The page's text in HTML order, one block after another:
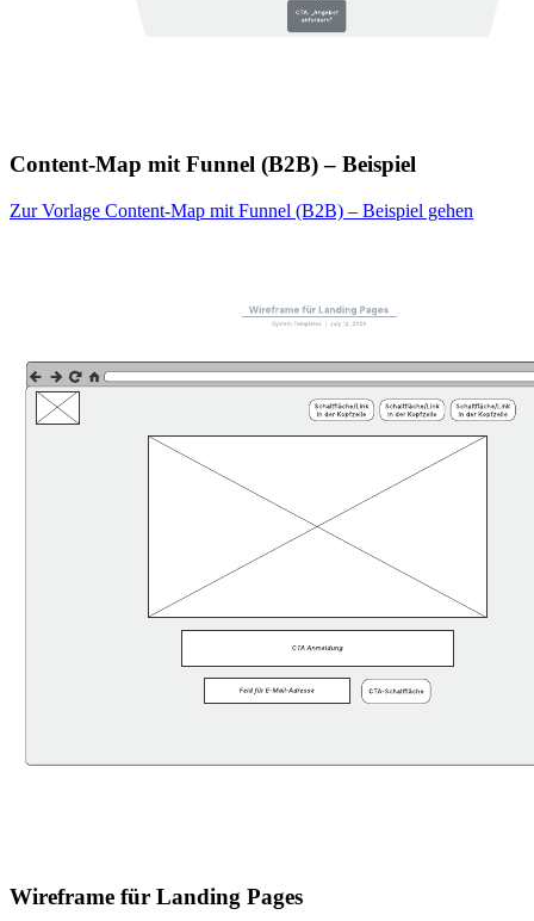
Content-Map mit Funnel (B2B) – Beispiel
Zur Vorlage Content-Map mit Funnel (B2B) – Beispiel gehen
Wireframe für Landing Pages